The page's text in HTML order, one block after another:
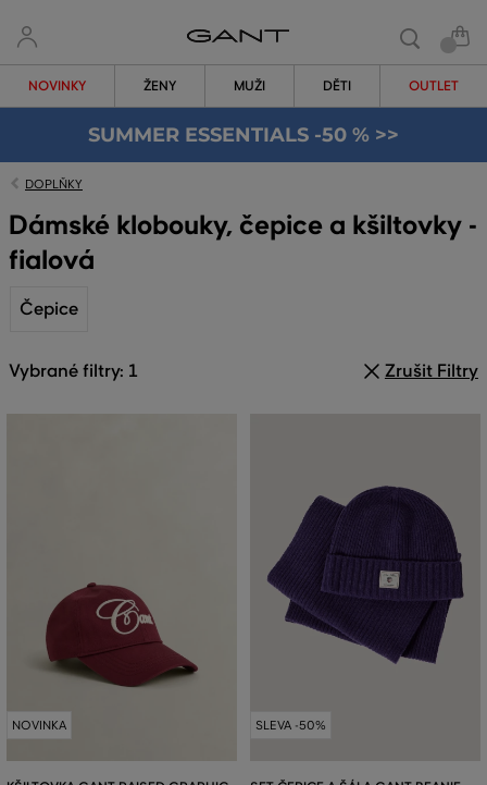
NOVINKY ŽENY MUŽI DĚTI OUTLET
SUMMER ESSENTIALS -50 % >>
DOPLŇKY
Dámské klobouky, čepice a kšiltovky -
fialová
Čepice
Vybrané filtry: 1 Zrušit Filtry
NOVINKA SLEVA -50%